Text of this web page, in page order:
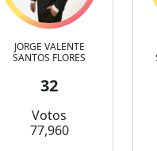
JORGE VALENTE
SANTOS FLORES
32
Votos
77,960